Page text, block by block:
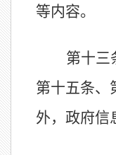
等内容。
第十三
第十五条、
外，政府信